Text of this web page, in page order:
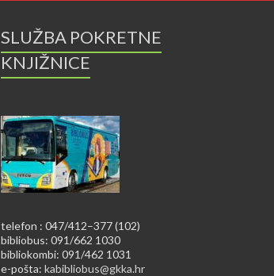
SLUŽBA POKRETNE
KNJIŽNICE
telefon : 047/412–377 (102)
bibliobus: 091/662 1030
bibliokombi: 091/462 1031
e-pošta: kabibliobus@gkka.hr